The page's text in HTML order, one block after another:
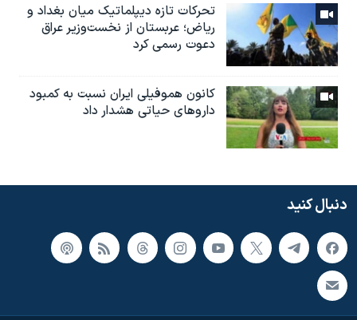
تحرکات تازه دیپلماتیک میان بغداد و
ریاض؛ عربستان از نخست‌وزیر عراق
دعوت رسمی کرد
کانون هموفیلی ایران نسبت به کمبود
داروهای حیاتی هشدار داد
دنبال کنید